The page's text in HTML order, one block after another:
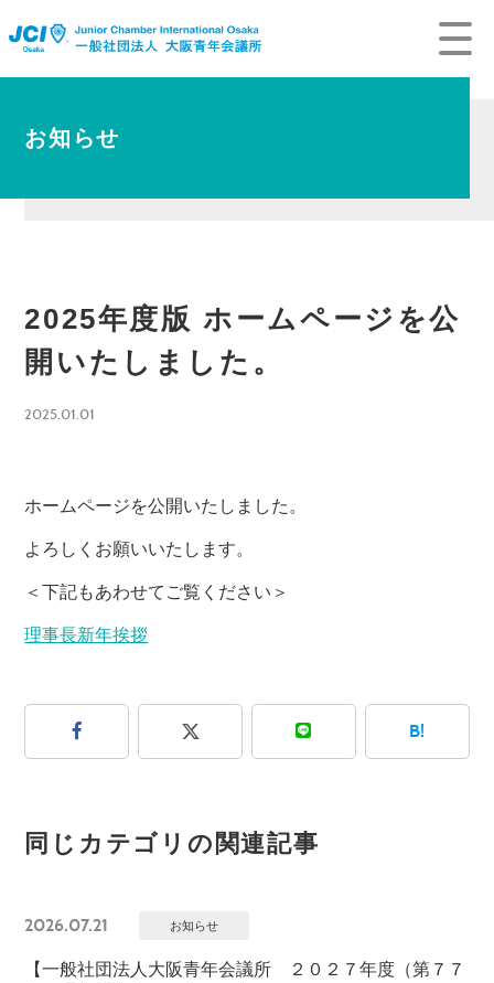
お知らせ
2025年度版 ホームページを公
開いたしました。
2025.01.01
ホームページを公開いたしました。
よろしくお願いいたします。
＜下記もあわせてご覧ください＞
理事長新年挨拶
B!
同じカテゴリの関連記事
2026.07.21 お知らせ
【一般社団法人大阪青年会議所 ２０２７年度（第７７